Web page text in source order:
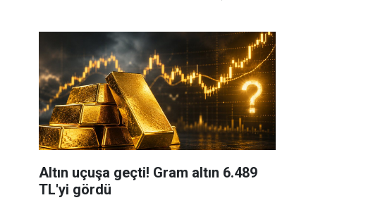
Altın uçuşa geçti! Gram altın 6.489
TL'yi gördü